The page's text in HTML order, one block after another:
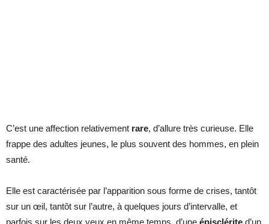
C’est une affection relativement rare, d’allure très curieuse. Elle
frappe des adultes jeunes, le plus souvent des hommes, en plein
santé.
Elle est caractérisée par l’apparition sous forme de crises, tantôt
sur un œil, tantôt sur l’autre, à quelques jours d’intervalle, et
parfois sur les deux yeux en même temps, d’une épisclérite d’un